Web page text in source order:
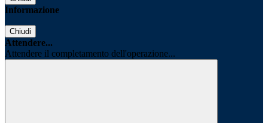
Informazione
Chiudi
Attendere...
Attendere il completamento dell'operazione...